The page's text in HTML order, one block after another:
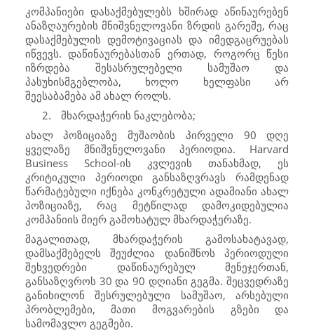
კომპანიები დასაქმებულებს ხშირად აწინაურებენ
ანაზღაურების მნიშვნელოვანი ზრდის გარეშე, რაც
დასაქმებულის დემოტივაციას და იმედგაცრუებას
იწვევს. დაწინაურებასთან ერთად, როგორც წესი
იზრდება შესასრულებელი სამუშაო და
პასუხისმგებლობა, ხოლო ხელფასი არ
შეესაბამება ამ ახალ როლს.
2.
მხარდაჭერის ნაკლებობა;
ახალ პოზიციაზე მუშაობის პირველი 90 დღე
ყველაზე მნიშვნელოვანი პერიოდია. Harvard
Business School-ის კვლევის თანახმად, ეს
კრიტიკული პერიოდი განსაზღვრავს რამდენად
წარმატებული იქნება კონკრეტული ადამიანი ახალ
პოზიციაზე, რაც მეტწილად დამოკიდებულია
კომპანიის მიერ გამოხატულ მხარდაჭერაზე.
მაგალითად, მხარდაჭერის გამოსახატავად,
დამსაქმებელს შეუძლია დანიშნოს პერიოდული
შეხვედრები დაწინაურებულ მენეჯერთან,
განსაზღვროს 30 და 90 დღიანი გეგმა. შეცვედრაზე
განიხილონ შესრულებული სამუშაო, არსებული
პრობლემები, მათი მოგვარების გზები და
სამომავლო გეგმები.